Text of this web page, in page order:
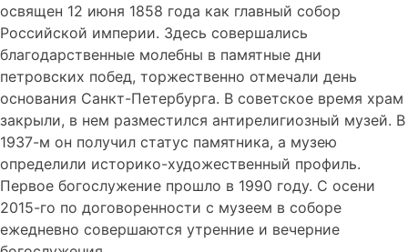
освящен 12 июня 1858 года как главный собор
Российской империи. Здесь совершались
благодарственные молебны в памятные дни
петровских побед, торжественно отмечали день
основания Санкт-Петербурга. В советское время храм
закрыли, в нем разместился антирелигиозный музей. В
1937-м он получил статус памятника, а музею
определили историко-художественный профиль.
Первое богослужение прошло в 1990 году. С осени
2015-го по договоренности с музеем в соборе
ежедневно совершаются утренние и вечерние